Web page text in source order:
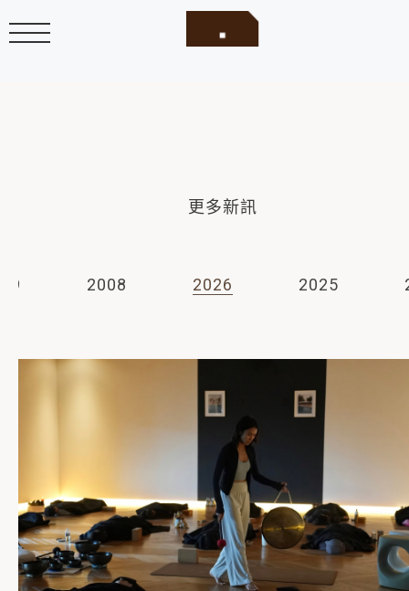
更多新訊
2008 2026 2025